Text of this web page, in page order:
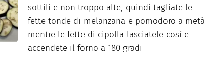
sottili e non troppo alte, quindi tagliate le
fette tonde di melanzana e pomodoro a metà
mentre le fette di cipolla lasciatele così e
accendete il forno a 180 gradi